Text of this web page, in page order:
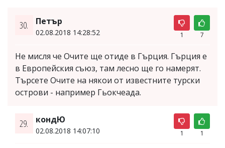
30. Петър
02.08.2018 14:28:52 1 7
Не мисля че Очите ще отиде в Гърция. Гърция е
в Европейския съюз, там лесно ще го намерят.
Търсете Очите на някои от известните турски
острови - например Гьокчеада.
29. кондЮ
02.08.2018 14:07:10 1 1